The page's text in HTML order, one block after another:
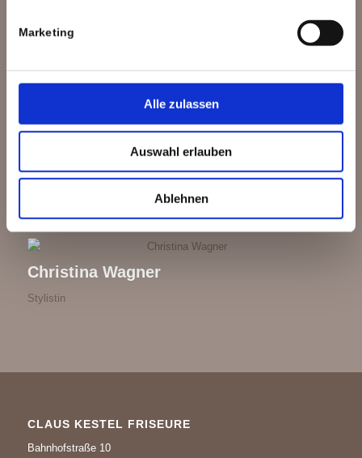
Marketing
Alle zulassen
Auswahl erlauben
Ablehnen
Lilia Kliver
Özlem Besold
Christina Wagner
Stylistin
CLAUS KESTEL FRISEURE
Bahnhofstraße 10